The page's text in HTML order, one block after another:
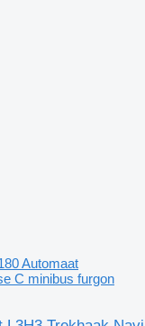
Automaat
C minibus furgon